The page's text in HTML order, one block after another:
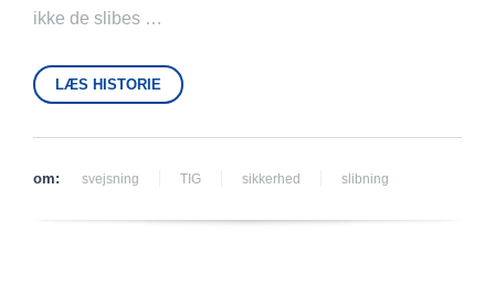
ikke de slibes …
LÆS HISTORIE
om: svejsning TIG sikkerhed slibning